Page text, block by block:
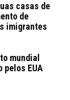
casas de
de
imigrantes
mundial
pelos EUA